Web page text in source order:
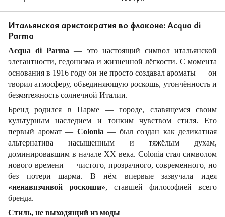
Итальянская аристократия во флаконе: Acqua di
Parma
Acqua di Parma — это настоящий символ итальянской
элегантности, гедонизма и жизненной лёгкости. С момента
основания в 1916 году он не просто создавал ароматы — он
творил атмосферу, объединяющую роскошь, утончённость и
безмятежность солнечной Италии.
Бренд родился в Парме — городе, славящемся своим
культурным наследием и тонким чувством стиля. Его
первый аромат — Colonia — был создан как деликатная
альтернатива насыщенным и тяжёлым духам,
доминировавшим в начале XX века. Colonia стал символом
нового времени — чистого, прозрачного, современного, но
без потери шарма. В нём впервые зазвучала идея
«ненавязчивой роскоши», ставшей философией всего
бренда.
Стиль, не выходящий из моды